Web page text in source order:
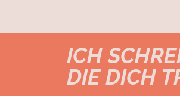
ICH
DIE DICH